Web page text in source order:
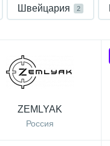
Швейцария 2
ZEMLYAK
Россия